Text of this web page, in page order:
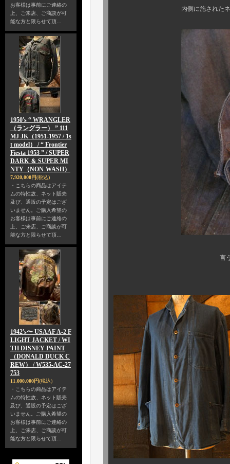
お客様は事前にご連絡の
上、ご来店、ご商談が可
能な方と限らせて頂…
1950's “ WRANGLER
（ラングラー） ” 111
MJ JK（1951-1957 / 1s
t model） / “ Frontier
Fiesta 1953 ” / SUPER
DARK ＆ SUPER MI
NTY（NON-WASH）
7,920,000円(税込)
・こちらの商品はアイテ
ムの特性故、ネット販売
及び、通販の予定はござ
いません。ご購入希望の
お客様は事前にご連絡の
上、ご来店、ご商談が可
能な方と限らせて頂…
1942's〜 USAAF A-2 F
LIGHT JACKET / WI
TH DISNEY PAINT
（DONALD DUCK C
REW） / W535-AC-27
753
11,000,000円(税込)
・こちらの商品はアイテ
ムの特性故、ネット販売
及び、通販の予定はござ
いません。ご購入希望の
お客様は事前にご連絡の
上、ご来店、ご商談が可
能な方と限らせて頂…
内側に施されたネームステ
言うまでもなく見事